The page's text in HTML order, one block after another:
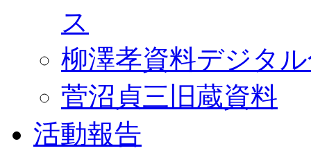
ス
柳澤孝資料デジタ
菅沼貞三旧蔵資料
活動報告